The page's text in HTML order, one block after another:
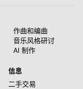
作曲和编曲
音乐风格研讨
AI 制作
信息
二手交易